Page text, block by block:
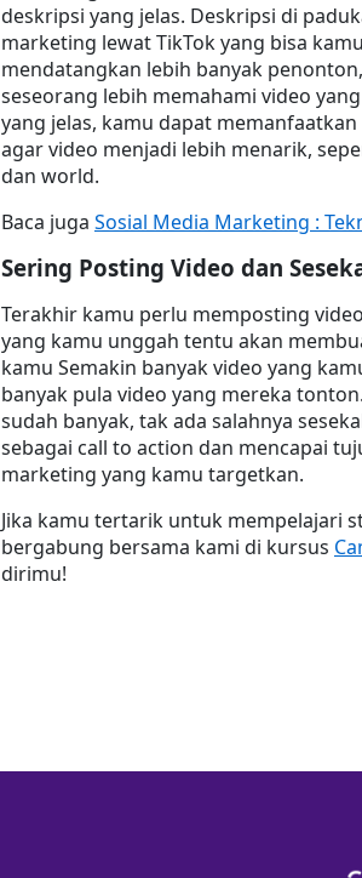
deskripsi yang jelas. Deskripsi di
marketing lewat TikTok yang bisa
mendatangkan lebih banyak
seseorang lebih memahami video
yang jelas, kamu dapat
agar video menjadi lebih menarik,
dan world.
Baca juga Sosial Media Marketing :
Sering Posting Video dan
Terakhir kamu perlu memposting
yang kamu unggah tentu akan
kamu Semakin banyak video yang
banyak pula video yang mereka
sudah banyak, tak ada salahnya
sebagai call to action dan mencapai
marketing yang kamu targetkan.
Jika kamu tertarik untuk mempelajari
bergabung bersama kami di kursus
dirimu!